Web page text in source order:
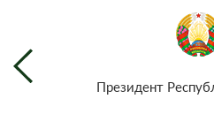
Президент